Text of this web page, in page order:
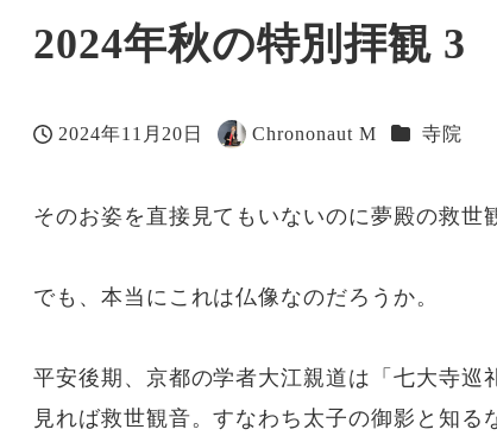
2024年秋の特別拝観
投稿日
2024年11月20日
著
Chrononaut M カテゴリー
寺院
そのお姿を直接見てもいないのに夢殿の救世
でも、本当にこれは仏像なのだろうか。
平安後期、京都の学者大江親道は「七大寺
見れば救世観音。すなわち太子の御影と知